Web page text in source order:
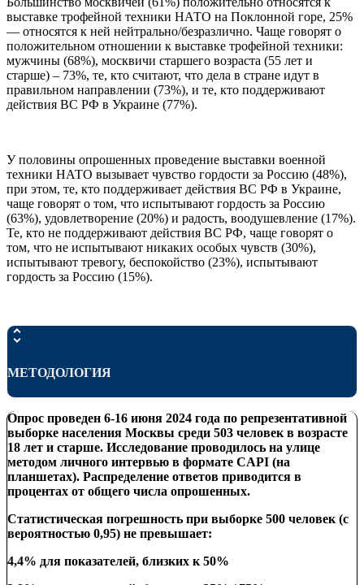
выставке трофейной техники НАТО на Поклонной горе, 25%
— относятся к ней нейтрально/безразлично. Чаще говорят о
положительном отношении к выставке трофейной техники:
мужчины (68%), москвичи старшего возраста (55 лет и
старше) – 73%, те, кто считают, что дела в стране идут в
правильном направлении (73%), и те, кто поддерживают
действия ВС РФ в Украине (77%).
У половины опрошенных проведение выставки военной
техники НАТО вызывает чувство гордости за Россию (48%),
при этом, те, кто поддерживает действия ВС РФ в Украине,
чаще говорят о том, что испытывают гордость за Россию
(63%), удовлетворение (20%) и радость, воодушевление (17%).
Те, кто не поддерживают действия ВС РФ, чаще говорят о
том, что не испытывают никаких особых чувств (30%),
испытывают тревогу, беспокойство (23%), испытывают
гордость за Россию (15%).
МЕТОДОЛОГИЯ
Опрос проведен 6-16 июня 2024 года по репрезентативной
выборке населения Москвы среди 503 человек в возрасте
18 лет и старше. Исследование проводилось на улице
методом личного интервью в формате CAPI (на
планшетах). Распределение ответов приводится в
процентах от общего числа опрошенных.
Статистическая погрешность при выборке 500 человек (с
вероятностью 0,95) не превышает:
4,4% для показателей, близких к 50%